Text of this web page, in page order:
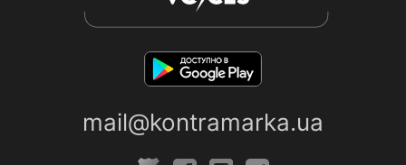
mail@kontramarka.ua